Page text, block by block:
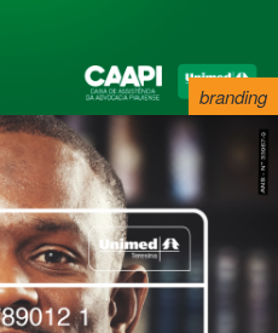
branding